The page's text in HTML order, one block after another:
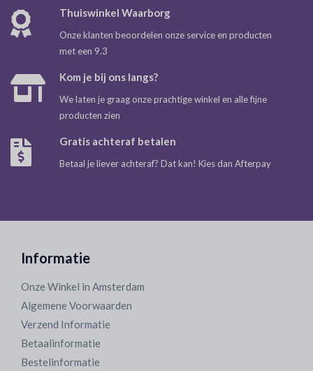
Thuiswinkel Waarborg
Onze klanten beoordelen onze service en producten
met een 9.3
Kom je bij ons langs?
We laten je graag onze prachtige winkel en alle fijne
producten zien
Gratis achteraf betalen
Betaal je liever achteraf? Dat kan! Kies dan Afterpay
Informatie
Onze Winkel in Amsterdam
Algemene Voorwaarden
Verzend Informatie
Betaalinformatie
Bestelinformatie